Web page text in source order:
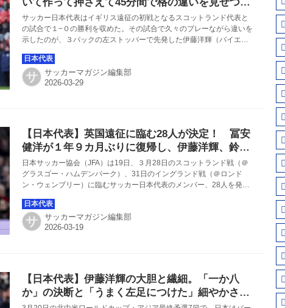
る
サッカー日本代表はイギリス遠征の初戦となるスコットランド代表と
の試合で１−０の勝利を収めた。その試合で久々のプレーながら違いを
示したのが、３バックの左ストッパーで先発した伊藤洋輝（バイエル
サ サッカーマガジン編集部
【日本代表】英国遠征に臨む28人が決定！ 冨安
健洋が１年９カ月ぶりに復帰し、伊藤洋輝、鈴木
唯人、佐野航大も久々招集。守田英正は復帰なら
ず…
日本サッカー協会（JFA）は19日、３月28日のスコットランド戦（＠
グラスゴー・ハムデンパーク）、31日のイングランド戦（＠ロンド
ン・ウェンブリー）に臨むサッカー日本代表のメンバー、28人を発表
サ サッカーマガジン編集部
【日本代表】伊藤洋輝の大胆と繊細。「一か八
か」の決断と「うまく左足につけた」細やかさで
つなげた先制点の裏側